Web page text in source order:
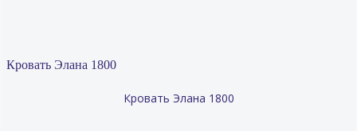
Кровать Элана 1800
Кровать Элана 1800